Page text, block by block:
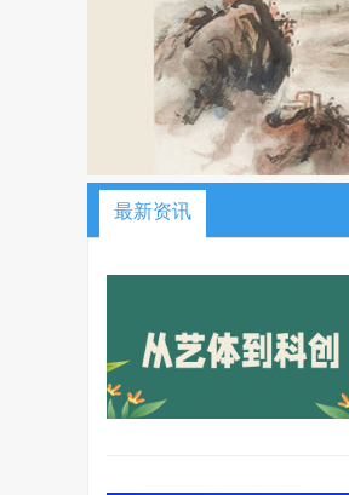
口腔美容师考试网
职业技能证书考试网
测绘工程师考试网
少儿美术考级网
少儿竞赛网
人力资源管理师考试网
健康管理师考试网
最新资讯